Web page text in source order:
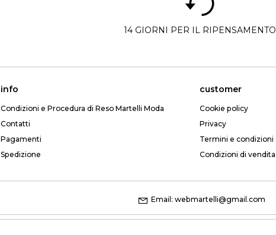
14 GIORNI PER IL RIPENSAMENTO
info
Condizioni e Procedura di Reso Martelli Moda
Contatti
Pagamenti
Spedizione
customer
Cookie policy
Privacy
Termini e condizioni
Condizioni di vendita
Email: webmartelli@gmail.com